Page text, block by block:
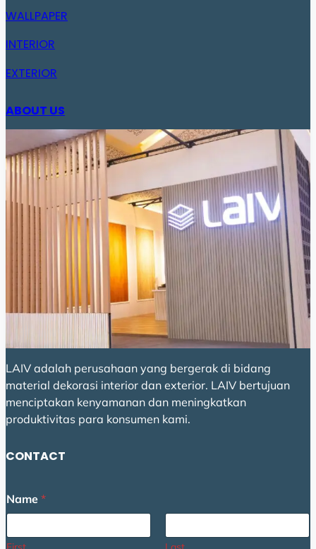
WALLPAPER
INTERIOR
EXTERIOR
ABOUT US
LAIV adalah perusahaan yang bergerak di bidang
material dekorasi interior dan exterior. LAIV bertujuan
menciptakan kenyamanan dan meningkatkan
produktivitas para konsumen kami.
CONTACT
o
m
e
Name *